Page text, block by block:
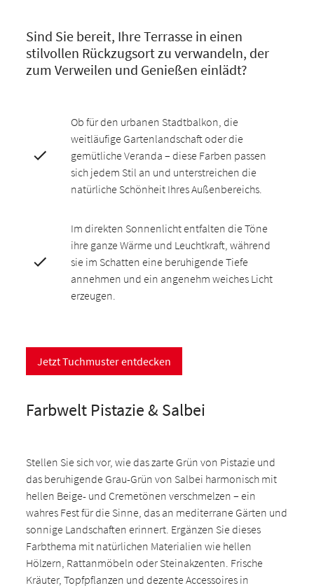
Sind Sie bereit, Ihre Terrasse in einen
stilvollen Rückzugsort zu verwandeln, der
zum Verweilen und Genießen einlädt?
Ob für den urbanen Stadtbalkon, die
weitläufige Gartenlandschaft oder die
gemütliche Veranda – diese Farben passen
sich jedem Stil an und unterstreichen die
natürliche Schönheit Ihres Außenbereichs.
Im direkten Sonnenlicht entfalten die Töne
ihre ganze Wärme und Leuchtkraft, während
sie im Schatten eine beruhigende Tiefe
annehmen und ein angenehm weiches Licht
erzeugen.
Jetzt Tuchmuster entdecken
Farbwelt Pistazie & Salbei
Stellen Sie sich vor, wie das zarte Grün von Pistazie und
das beruhigende Grau-Grün von Salbei harmonisch mit
hellen Beige- und Cremetönen verschmelzen – ein
wahres Fest für die Sinne, das an mediterrane Gärten und
sonnige Landschaften erinnert. Ergänzen Sie dieses
Farbthema mit natürlichen Materialien wie hellen
Hölzern, Rattanmöbeln oder Steinakzenten. Frische
Kräuter, Topfpflanzen und dezente Accessoires in